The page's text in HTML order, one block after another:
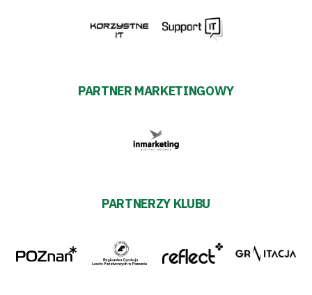
PARTNER MARKETINGOWY
PARTNERZY KLUBU